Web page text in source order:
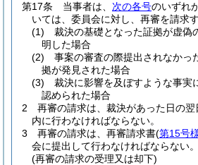
第17条
当事者は、 次の各号のいずれ
いては、委員会に対し、再審を請求
(1)
裁決の基礎となった証拠が虚偽
明した場合
(2)
事案の審査の際提出されなかっ
拠が発見された場合
(3)
裁決に影響を及ぼすような事実
認められた場合
2
再審の請求は、裁決があった日の
内に行わなければならない。
3
再審の請求は、再審請求書(第15号
会に提出して行わなければならない。
(再審の請求の受理又は却下)